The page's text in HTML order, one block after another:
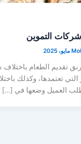
التموين
تقديم الطعام
التي تعتمدها، وكذلك
العميل وضعها في […]